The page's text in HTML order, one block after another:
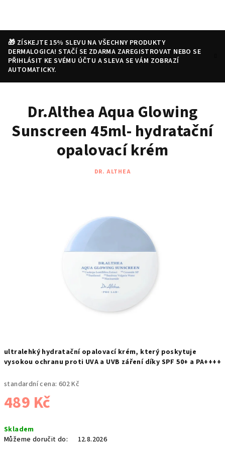
🎁 ZÍSKEJTE 15% SLEVU NA VŠECHNY PRODUKTY
DERMALOGICA! STAČÍ SE ZDARMA ZAREGISTROVAT NEBO SE
PŘIHLÁSIT KE SVÉMU ÚČTU A SLEVA SE VÁM ZOBRAZÍ
AUTOMATICKY.
HledatPřihlášeníNákupní
košík
ultralehký hydratační opalovací krém, který poskytuje
vysokou ochranu proti UVA a UVB záření díky SPF 50+ a PA++++
standardní cena: 602 Kč
489 Kč
cena:
Skladem
Můžeme doručit do:
12.8.2026
Dr.Althea Aqua Glowing
Sunscreen 45ml- hydratační
opalovací krém
DR. ALTHEA